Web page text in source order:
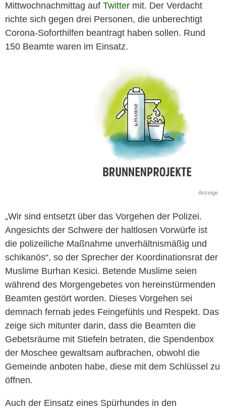
Mittwochnachmittag auf Twitter mit. Der Verdacht
richte sich gegen drei Personen, die unberechtigt
Corona-Soforthilfen beantragt haben sollen. Rund
150 Beamte waren im Einsatz.
Anzeige
„Wir sind entsetzt über das Vorgehen der Polizei.
Angesichts der Schwere der haltlosen Vorwürfe ist
die polizeiliche Maßnahme unverhältnismäßig und
schikanös“, so der Sprecher der Koordinationsrat der
Muslime Burhan Kesici. Betende Muslime seien
während des Morgengebetes von hereinstürmenden
Beamten gestört worden. Dieses Vorgehen sei
demnach fernab jedes Feingefühls und Respekt. Das
zeige sich mitunter darin, dass die Beamten die
Gebetsräume mit Stiefeln betraten, die Spendenbox
der Moschee gewaltsam aufbrachen, obwohl die
Gemeinde anboten habe, diese mit dem Schlüssel zu
öffnen.
Auch der Einsatz eines Spürhundes in den